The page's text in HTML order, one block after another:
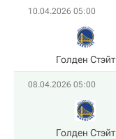
10.04.2026 05:00
Голден Стэйт
08.04.2026 05:00
Голден Стэйт